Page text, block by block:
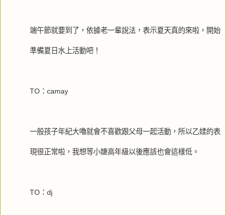
端午節就要到了，依據老一輩說法，表示夏天真的來啦，開始
準備夏日水上活動吧！
TO：camay
一般孩子年紀大嚕就會不喜歡跟父母一起活動，所以乙媃的表
現很正常啦，我想等小婕高年級以後應該也會這樣低。
TO：dj